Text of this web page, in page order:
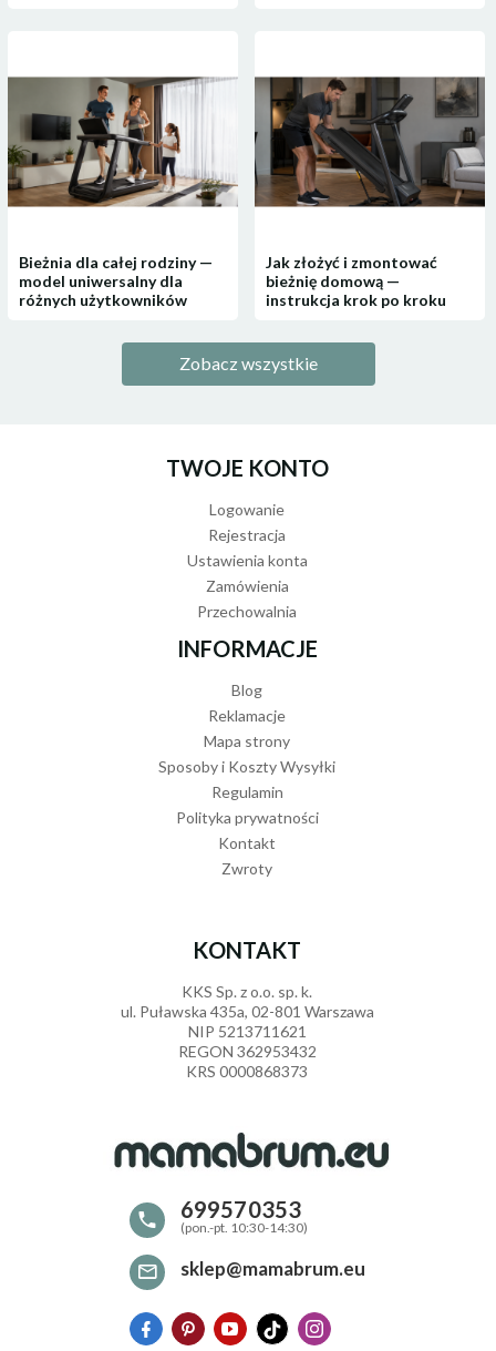
Bieżnia dla całej rodziny —
model uniwersalny dla
różnych użytkowników
Jak złożyć i zmontować
bieżnię domową —
instrukcja krok po kroku
Zobacz wszystkie
TWOJE KONTO
Logowanie
Rejestracja
Ustawienia konta
Zamówienia
Przechowalnia
INFORMACJE
Blog
Reklamacje
Mapa strony
Sposoby i Koszty Wysyłki
Regulamin
Polityka prywatności
Kontakt
Zwroty
KONTAKT
KKS Sp. z o.o. sp. k.
ul. Puławska 435a, 02-801 Warszawa
NIP 5213711621
REGON 362953432
KRS 0000868373
699570353
sklep@mamabrum.eu